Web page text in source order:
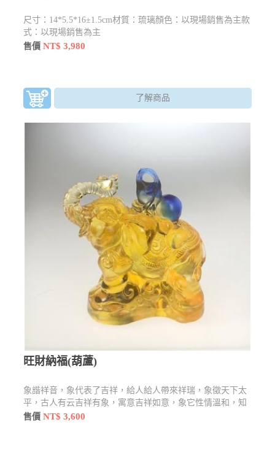
尺寸：14*5.5*16±1.5cm材質：琉璃顏色：以現場銷售為主款
式：以現場銷售為主
售價NT$ 3,980
了解商品
旺財納福(葫蘆)
象諧祥音，象代表了吉祥，給人給人帶來祥瑞，象徵天下太
平，古人有云吉祥有象，寓意吉祥如意，象它性情溫和，知
恩圖報。而在泰國來說是招財的象徵。
售價NT$ 3,600